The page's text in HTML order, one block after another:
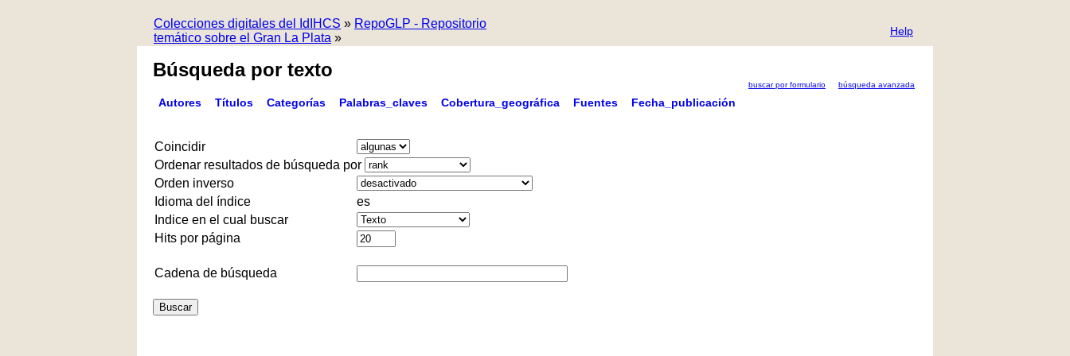
Colecciones digitales del IdIHCS » RepoGLP - Repositorio
temático sobre el Gran La Plata » Help
Búsqueda por texto
buscar por formulario búsqueda avanzada
Autores Títulos Categorías Palabras_claves Cobertura_geográfica Fuentes Fecha_publicación
Coincidir
Ordenar resultados de búsqueda por
Orden inverso
Idioma del índice
es
Indice en el cual buscar
Hits por página
Cadena de búsqueda